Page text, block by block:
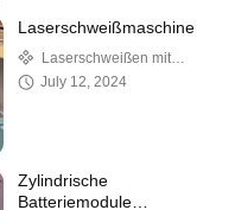
Laserschweißmaschine
Laserschweißen mit
einer Maschine
July 12, 2024
Zylindrische
Batteriemodule